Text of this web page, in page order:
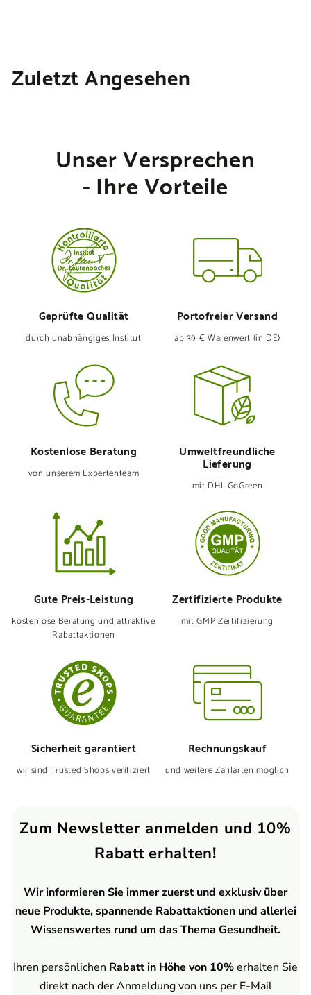
0
Zuletzt Angesehen
Unser Versprechen
- Ihre Vorteile
Geprüfte Qualität
durch unabhängiges Institut
Portofreier Versand
ab 39 € Warenwert (in DE)
Kostenlose Beratung
von unserem Expertenteam
Umweltfreund­liche
Lieferung
mit DHL GoGreen
Gute Preis-Leistung
kostenlose Beratung und attraktive
Rabattaktionen
Zertifizierte Produkte
mit GMP Zertifizierung
Sicherheit garantiert
wir sind Trusted Shops verifiziert
Rechnungskauf
und weitere Zahlarten möglich
Zum Newsletter anmelden und 10%
Rabatt erhalten!
Wir informieren Sie immer zuerst und exklusiv über
neue Produkte, spannende Rabattaktionen und allerlei
Wissenswertes rund um das Thema Gesundheit.
Ihren persönlichen Rabatt in Höhe von 10%erhalten Sie
direkt nach der Anmeldung von uns per E-Mail